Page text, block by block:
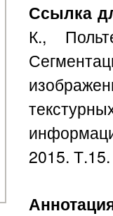
Ссылка
К.,
2015.